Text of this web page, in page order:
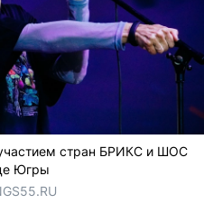
стран БРИКС и ШОС
Югры